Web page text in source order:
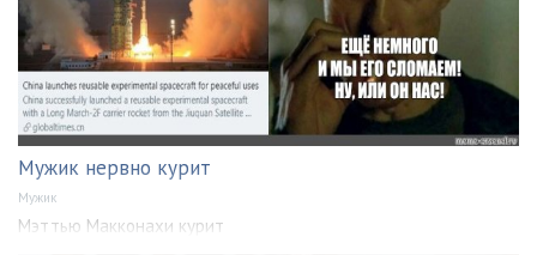
Мужик нервно курит
Мужик
Мэттью Макконахи курит